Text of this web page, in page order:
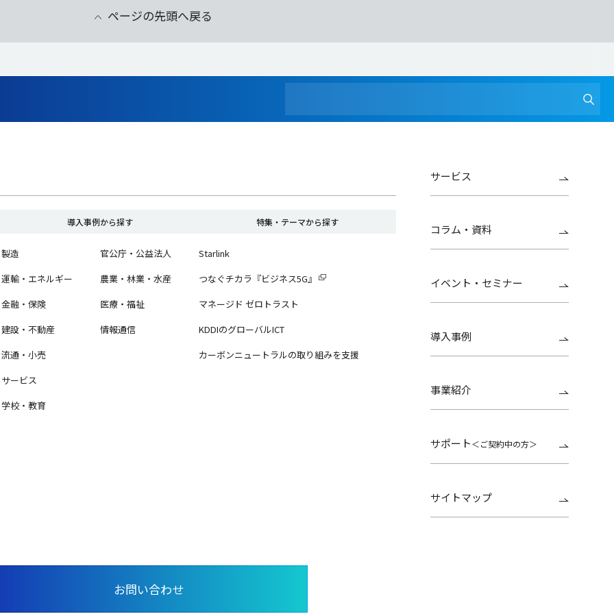
ページの先頭へ戻る
導入事例から探す
製造
運輸・エネルギー
金融・保険
建設・不動産
流通・小売
サービス
学校・教育
官公庁・公益法人
農業・林業・水産
医療・福祉
情報通信
特集・テーマから探す
Starlink
つなぐチカラ『ビジネス5G』
マネージド ゼロトラスト
KDDIのグローバルICT
カーボンニュートラルの取り組みを支援
サービス
コラム・資料
イベント・セミナー
導入事例
事業紹介
サポート＜ご契約中の方＞
サイトマップ
お問い合わせ